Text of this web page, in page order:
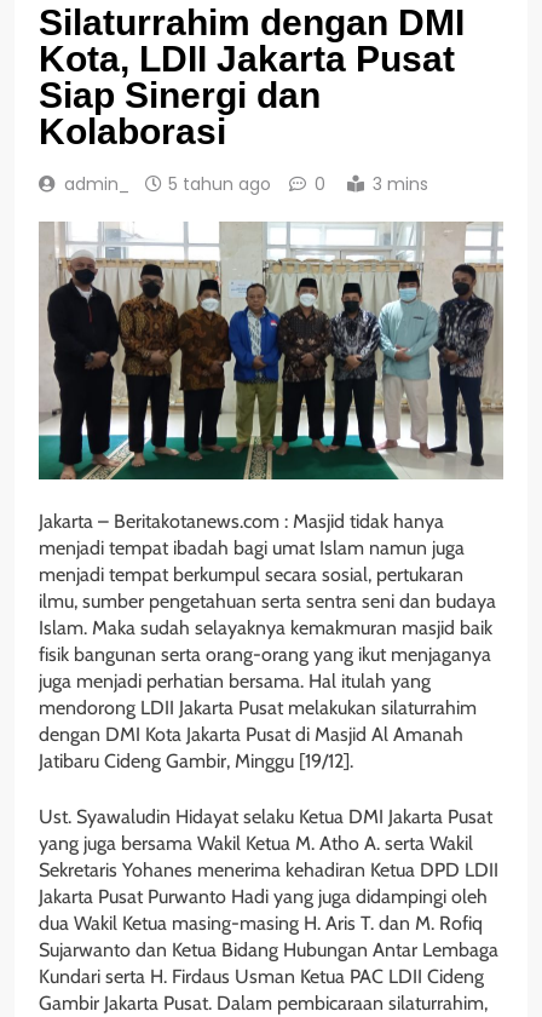
Silaturrahim dengan DMI
Kota, LDII Jakarta Pusat
Siap Sinergi dan
Kolaborasi
admin_ 5 tahun ago 0 3 mins
Jakarta – Beritakotanews.com : Masjid tidak hanya
menjadi tempat ibadah bagi umat Islam namun juga
menjadi tempat berkumpul secara sosial, pertukaran
ilmu, sumber pengetahuan serta sentra seni dan budaya
Islam. Maka sudah selayaknya kemakmuran masjid baik
fisik bangunan serta orang-orang yang ikut menjaganya
juga menjadi perhatian bersama. Hal itulah yang
mendorong LDII Jakarta Pusat melakukan silaturrahim
dengan DMI Kota Jakarta Pusat di Masjid Al Amanah
Jatibaru Cideng Gambir, Minggu [19/12].
Ust. Syawaludin Hidayat selaku Ketua DMI Jakarta Pusat
yang juga bersama Wakil Ketua M. Atho A. serta Wakil
Sekretaris Yohanes menerima kehadiran Ketua DPD LDII
Jakarta Pusat Purwanto Hadi yang juga didampingi oleh
dua Wakil Ketua masing-masing H. Aris T. dan M. Rofiq
Sujarwanto dan Ketua Bidang Hubungan Antar Lembaga
Kundari serta H. Firdaus Usman Ketua PAC LDII Cideng
Gambir Jakarta Pusat. Dalam pembicaraan silaturrahim,